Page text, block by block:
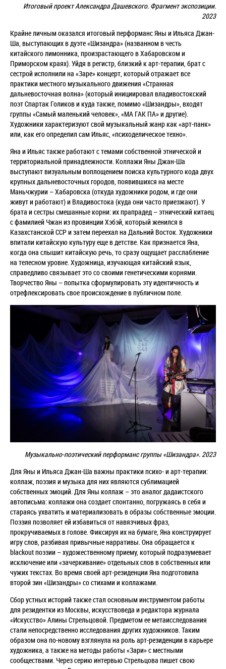
Итоговый проект Александра Дашевского. Фрагмент экспозиции.
2023
Крайне личным оказался итоговый перформанс Яны и Ильяса Джан-
Ша, выступающих в дуэте «Шизандра» (названном в честь
китайского лимонника, произрастающего в Хабаровском и
Приморском краях). Уйдя в регистр, близкий к арт-терапии, брат с
сестрой исполнили на «Заре» концерт, который отражает все
практики местного музыкального движения «Странная
дальневосточная волна» (который инициировал владивостокский
поэт Спартак Голиков и куда также, помимо «Шизандры», входят
группы «Самый маленький человек», «МА ГАК ПА» и другие).
Художники характеризуют свой музыкальный жанр как «арт-панк»
или, как его определил сам Ильяс, «психоделическое техно».
Яна и Ильяс также работают с темами собственной этнической и
территориальной принадлежности. Коллажи Яны Джан-Ша
выступают визуальным воплощением поиска культурного кода двух
крупных дальневосточных городов, появившихся на месте
Маньчжурии – Хабаровска (откуда художники родом, и где они
живут и работают) и Владивостока (куда они часто приезжают). У
брата и сестры смешанные корни: их прапрадед – этнический китаец
с фамилией Чжан из провинции Хэбэй, который женился в
Казахстанской ССР и затем переехал на Дальний Восток. Художники
впитали китайскую культуру еще в детстве. Как признается Яна,
когда она слышит китайскую речь, то сразу ощущает расслабление
на телесном уровне. Художница, изучающая китайский язык,
справедливо связывает это со своими генетическими корнями.
Творчество Яны – попытка сформулировать эту идентичность и
отрефлексировать свое происхождение в публичном поле.
Музыкально-поэтический перформанс группы«Шизандра». 2023
Для Яны и Ильяса Джан-Ша важны практики психо- и арт-терапии:
коллаж, поэзия и музыка для них являются сублимацией
собственных эмоций. Для Яны коллаж – это аналог дадаистского
автописьма: коллажи она создает спонтанно, погружаясь в себя и
стараясь ухватить и материализовать в образы собственные эмоции.
Поэзия позволяет ей избавиться от навязчивых фраз,
прокручиваемых в голове. Фиксируя их на бумаге, Яна конструирует
игру слов, разбивая привычные нарративы. Она обращается к
blackout поэзии – художественному приему, который подразумевает
исключение или «зачеркивание» отдельных слов в собственных или
чужих текстах. Во время своей арт-резиденции Яна подготовила
второй зин «Шизандры» со стихами и коллажами.
Сбор устных историй также стал основным инструментом работы
для резидентки из Москвы, искусствоведа и редактора журнала
«Искусство» Алины Стрельцовой. Предметом ее метаисследования
стали непосредственно исследования других художников. Таким
образом она по-новому взглянула на роль арт-резиденции в карьере
художника, а также на методы работы «Зари» с местными
сообществами. Через серию интервью Стрельцова пишет свою